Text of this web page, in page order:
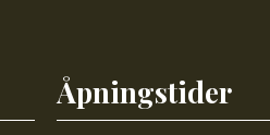
Åpningstider